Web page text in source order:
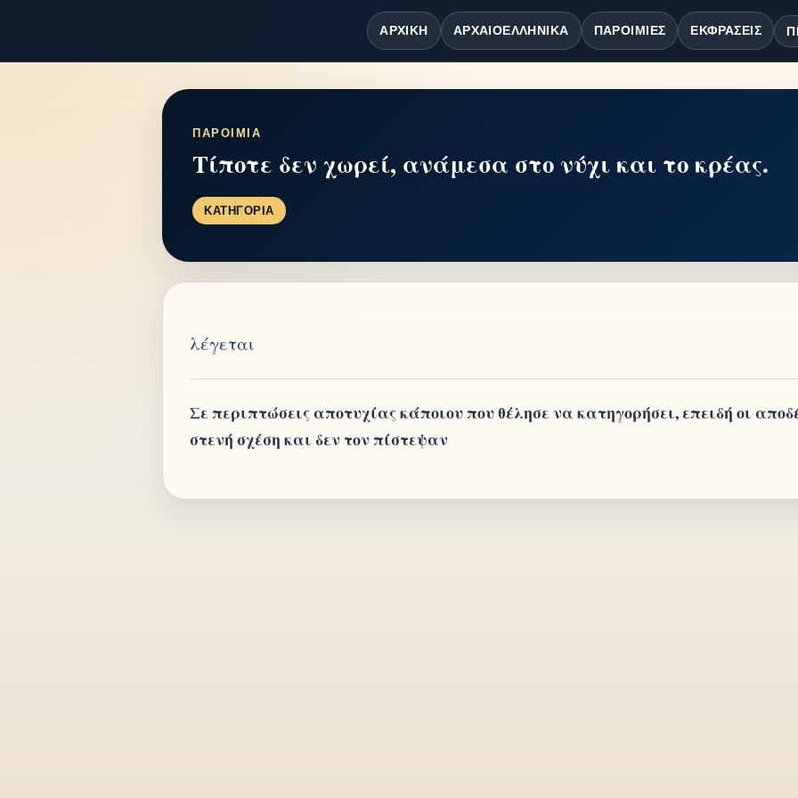
ΑΡΧΙΚΉ ΑΡΧΑΙΟΕΛΛΗΝΙΚΆ ΠΑΡΟΙΜΊΕΣ ΕΚΦΡΆΣΕΙΣ
ΠΑΡΟΙΜΙΑ
Τίποτε δεν χωρεί, ανάμεσα στο νύχι και το κρέας.
ΚΑΤΗΓΟΡΙΑ
λέγεται
Σε περιπτώσεις αποτυχίας κάποιου που θέλησε να κατηγορήσει, επειδή οι
στενή σχέση και δεν τον πίστεψαν